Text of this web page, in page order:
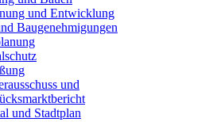
und Entwicklung
Baugenehmigungen
und
und Stadtplan